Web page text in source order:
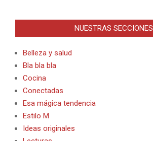
NUESTRAS SECCIONES
Belleza y salud
Bla bla bla
Cocina
Conectadas
Esa mágica tendencia
Estilo M
Ideas originales